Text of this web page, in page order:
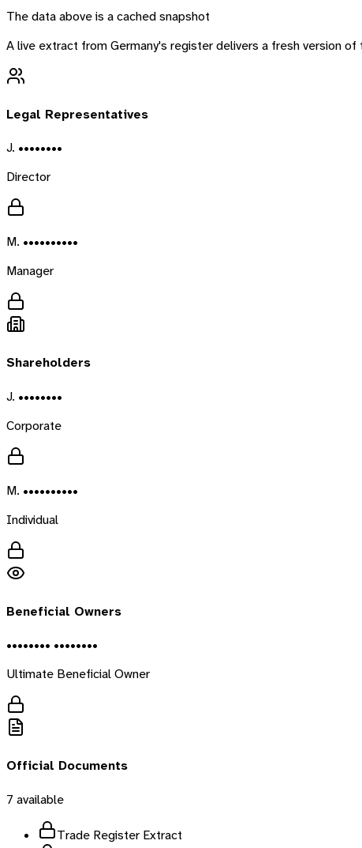
The data above is a cached snapshot
A live extract fromGermany's register delivers a fresh version
Legal Representatives
J. ••••••••
Director
M. ••••••••••
Manager
Shareholders
J. ••••••••
Corporate
M. ••••••••••
Individual
Beneficial Owners
•••••••• ••••••••
Ultimate Beneficial Owner
Official Documents
7 available
Trade Register Extract